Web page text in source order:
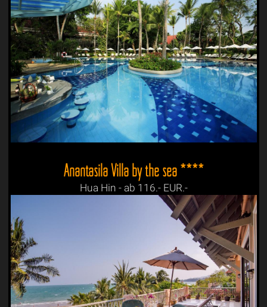
Anantasila Villa by the sea ****
Hua Hin - ab 116.- EUR.-